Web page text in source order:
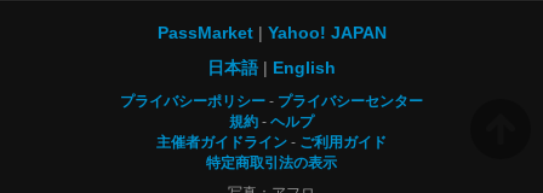
PassMarket
Yahoo! JAPAN
日本語
English
プライバシーポリシー
プライバシーセンター
規約
ヘルプ
主催者ガイドライン
ご利用ガイド
特定商取引法の表示